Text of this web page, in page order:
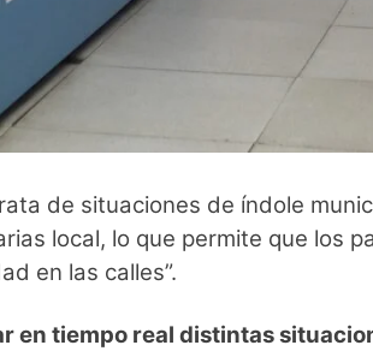
de situaciones de índole
local, lo que permite que los
en las calles”.
en tiempo real distintas